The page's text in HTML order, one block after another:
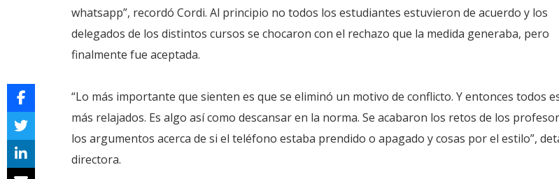
whatsapp”, recordó Cordi. Al principio no todos los estudiantes estuvieron de acuerdo y los
delegados de los distintos cursos se chocaron con el rechazo que la medida generaba, pero
finalmente fue aceptada.
“Lo más importante que sienten es que se eliminó un motivo de conflicto. Y entonces todos
más relajados. Es algo así como descansar en la norma. Se acabaron los retos de los
los argumentos acerca de si el teléfono estaba prendido o apagado y cosas por el estilo”,
directora.